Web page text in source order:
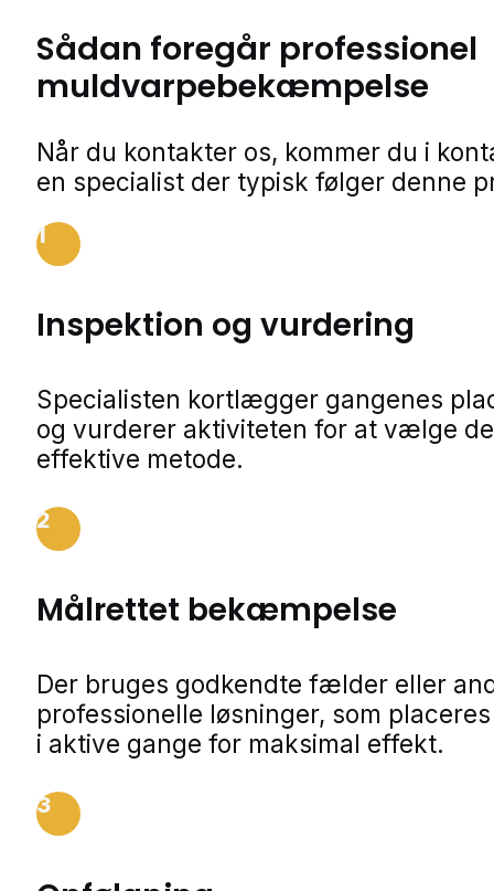
Sådan foregår professionel
muldvarpebekæmpelse
Når du kontakter os, kommer du i
en specialist der typisk følger denne
1
Inspektion og vurdering
Specialisten kortlægger gangenes
og vurderer aktiviteten for at vælge
effektive metode.
2
Målrettet bekæmpelse
Der bruges godkendte fælder eller
professionelle løsninger, som
i aktive gange for maksimal effekt.
3